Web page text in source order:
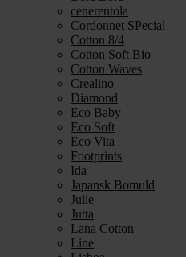
cenerentola
Cordonnet SPecial
Cotton 8/4
Cotton Soft Bio
Cotton Waves
Crealino
Diamond
Eco Baby
Eco Soft
Eco Vita
Footprints
Ida
Japansk Bomuld
Julie
Jutta
Lana Cotton
Line